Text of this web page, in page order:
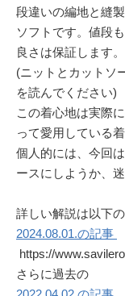
段違いの編地と縫
ソフトです。値段
良さは保証します。
(ニットとカットソ
を読んでください)
この着心地は実際
って愛用している
個人的には、今回
ースにしようか、迷
詳しい解説は以下
2024.08.01.の記事
https://
さらに過去の